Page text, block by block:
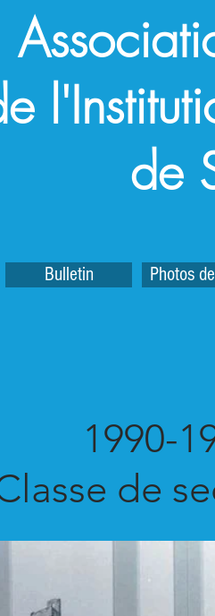
de
Bulletin Photos
1990-
de